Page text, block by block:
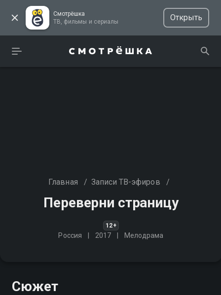
Смотрёшка
ТВ, фильмы и сериалы
Открыть
Главная / Записи ТВ-эфиров /
Переверни страницу
12+
Россия 2017 Мелодрама
Сюжет